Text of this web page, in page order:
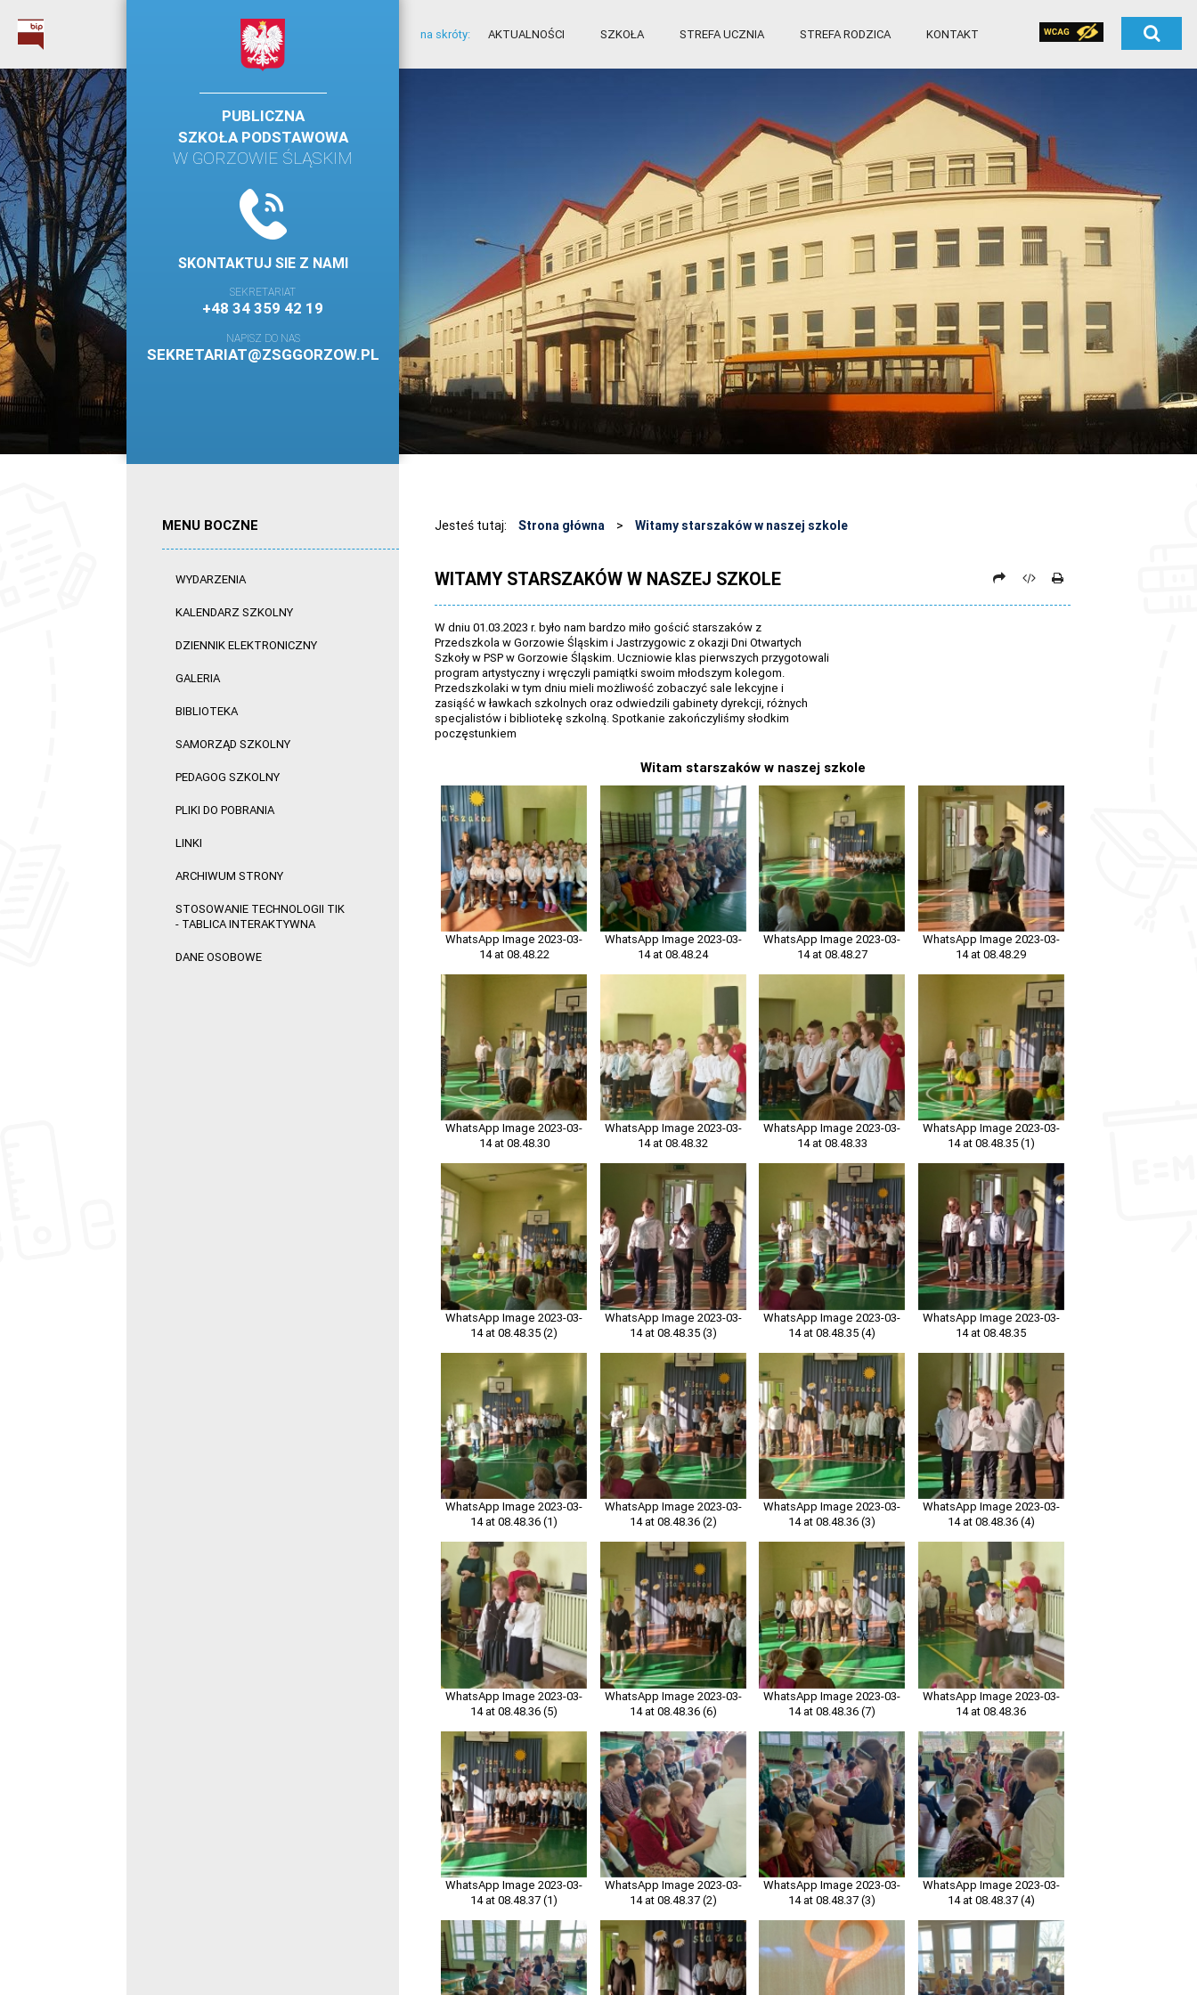
na skróty: AKTUALNOŚCI SZKOŁA STREFA UCZNIA STREFA RODZICA KONTAKT
PUBLICZNA
SZKOŁA PODSTAWOWA
W GORZOWIE ŚLĄSKIM
SKONTAKTUJ SIE Z NAMI
SEKRETARIAT
+48 34 359 42 19
NAPISZ DO NAS
SEKRETARIAT@ZSGGORZOW.PL
MENU BOCZNE
WYDARZENIA
KALENDARZ SZKOLNY
DZIENNIK ELEKTRONICZNY
GALERIA
BIBLIOTEKA
SAMORZĄD SZKOLNY
PEDAGOG SZKOLNY
PLIKI DO POBRANIA
LINKI
ARCHIWUM STRONY
STOSOWANIE TECHNOLOGII TIK
- TABLICA INTERAKTYWNA
DANE OSOBOWE
Jesteś tutaj: Strona główna > Witamy starszaków w naszej szkole
WITAMY STARSZAKÓW W NASZEJ SZKOLE
W dniu 01.03.2023 r. było nam bardzo miło gościć starszaków z
Przedszkola w Gorzowie Śląskim i Jastrzygowic z okazji Dni Otwartych
Szkoły w PSP w Gorzowie Śląskim. Uczniowie klas pierwszych przygotowali
program artystyczny i wręczyli pamiątki swoim młodszym kolegom.
Przedszkolaki w tym dniu mieli możliwość zobaczyć sale lekcyjne i
zasiąść w ławkach szkolnych oraz odwiedzili gabinety dyrekcji, różnych
specjalistów i bibliotekę szkolną. Spotkanie zakończyliśmy słodkim
poczęstunkiem
Witam starszaków w naszej szkole
WhatsApp Image 2023-03-
14 at 08.48.22
WhatsApp Image 2023-03-
14 at 08.48.24
WhatsApp Image 2023-03-
14 at 08.48.27
WhatsApp Image 2023-03-
14 at 08.48.29
WhatsApp Image 2023-03-
14 at 08.48.30
WhatsApp Image 2023-03-
14 at 08.48.32
WhatsApp Image 2023-03-
14 at 08.48.33
WhatsApp Image 2023-03-
14 at 08.48.35 (1)
WhatsApp Image 2023-03-
14 at 08.48.35 (2)
WhatsApp Image 2023-03-
14 at 08.48.35 (3)
WhatsApp Image 2023-03-
14 at 08.48.35 (4)
WhatsApp Image 2023-03-
14 at 08.48.35
WhatsApp Image 2023-03-
14 at 08.48.36 (1)
WhatsApp Image 2023-03-
14 at 08.48.36 (2)
WhatsApp Image 2023-03-
14 at 08.48.36 (3)
WhatsApp Image 2023-03-
14 at 08.48.36 (4)
WhatsApp Image 2023-03-
14 at 08.48.36 (5)
WhatsApp Image 2023-03-
14 at 08.48.36 (6)
WhatsApp Image 2023-03-
14 at 08.48.36 (7)
WhatsApp Image 2023-03-
14 at 08.48.36
WhatsApp Image 2023-03-
14 at 08.48.37 (1)
WhatsApp Image 2023-03-
14 at 08.48.37 (2)
WhatsApp Image 2023-03-
14 at 08.48.37 (3)
WhatsApp Image 2023-03-
14 at 08.48.37 (4)